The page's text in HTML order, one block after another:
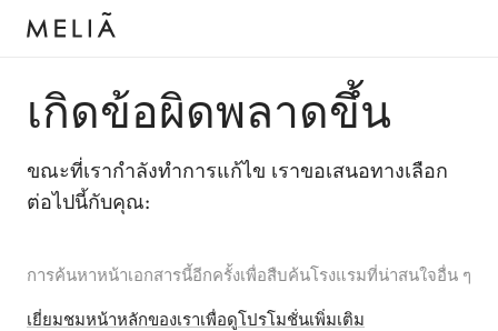
เกิดข้อผิดพลาดขึ้น
ขณะที่เรากำลังทำการแก้ไข เราขอเสนอทางเลือก
ต่อไปนี้กับคุณ:
การค้นหาหน้าเอกสารนี้อีกครั้งเพื่อสืบค้นโรงแรมที่น่าสนใจอื่น ๆ
เยี่ยมชมหน้าหลักของเราเพื่อดูโปรโมชั่นเพิ่มเติม